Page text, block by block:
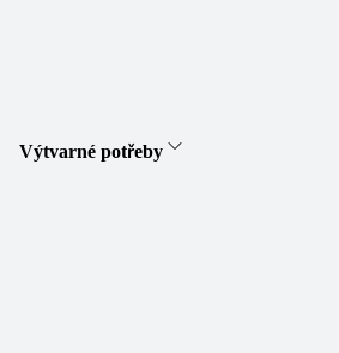
Výtvarné potřeby